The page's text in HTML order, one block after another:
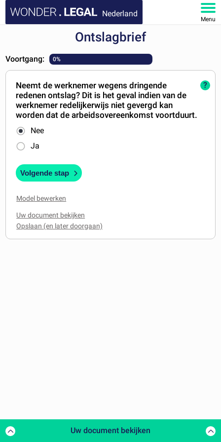
Nederland
Menu
DOCUMENTEN
FAQ
MIJN ACCOUNT
Ontslagbrief
Voortgang: 0%
Neemt de werknemer wegens dringende
redenen ontslag? Dit is het geval indien van de
werknemer redelijkerwijs niet gevergd kan
worden dat de arbeidsovereenkomst voortduurt.
Nee
Ja
?
Volgende stap
Model bewerken
Uw document bekijken
Uw document bekijken